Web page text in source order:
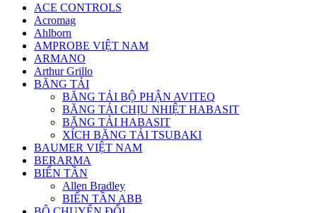
ACE CONTROLS
Acromag
Ahlborn
AMPROBE VIỆT NAM
ARMANO
Arthur Grillo
BĂNG TẢI
BĂNG TẢI BỘ PHẬN AVITEQ
BĂNG TẢI CHỊU NHIỆT HABASIT
BĂNG TẢI HABASIT
XÍCH BĂNG TẢI TSUBAKI
BAUMER VIỆT NAM
BERARMA
BIẾN TẦN
Allen Bradley
BIẾN TẦN ABB